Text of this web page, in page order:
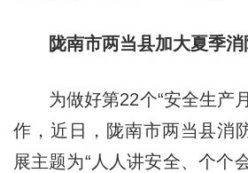
陇南市两当县加大夏季
为做好第22个“安全生产月
作，近日，陇南市两当县消
展主题为“人人讲安全、个个